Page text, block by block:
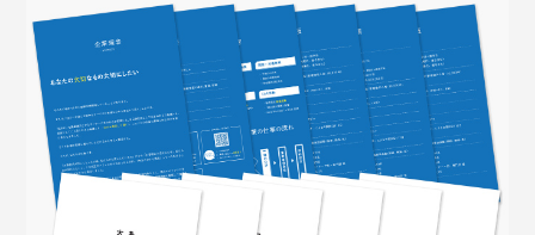
WEB制作・Wordpress制作
WEB開発・システム開発
インフラ・クラウド構築